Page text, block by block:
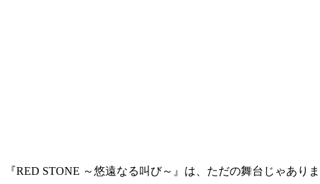
RED STONE ～悠遠なる叫び～』は、ただの舞台じゃありま